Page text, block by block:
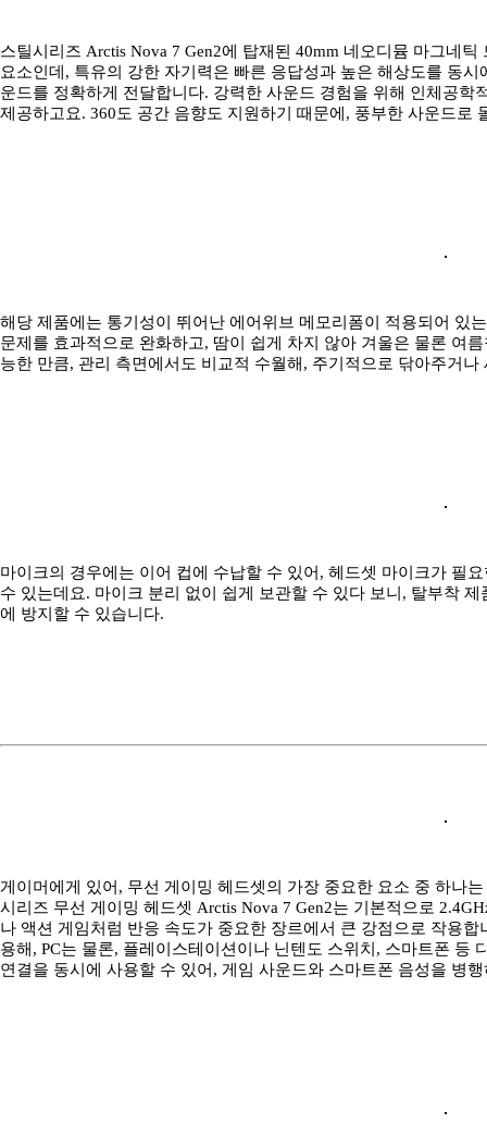
스틸시리즈 Arctis Nova 7 Gen2에 탑재된 40mm 네오디뮴 마그네
요소인데, 특유의 강한 자기력은 빠른 응답성과 높은 해상도를 동
운드를 정확하게 전달합니다. 강력한 사운드 경험을 위해 인체공
제공하고요. 360도 공간 음향도 지원하기 때문에, 풍부한 사운드로
해당 제품에는 통기성이 뛰어난 에어위브 메모리폼이 적용되어 있
문제를 효과적으로 완화하고, 땀이 쉽게 차지 않아 겨울은 물론 여
능한 만큼, 관리 측면에서도 비교적 수월해, 주기적으로 닦아주거
마이크의 경우에는 이어 컵에 수납할 수 있어, 헤드셋 마이크가 필
수 있는데요. 마이크 분리 없이 쉽게 보관할 수 있다 보니, 탈부착
에 방지할 수 있습니다.
게이머에게 있어, 무선 게이밍 헤드셋의 가장 중요한 요소 중 하나
시리즈 무선 게이밍 헤드셋 Arctis Nova 7 Gen2는 기본적으로
나 액션 게임처럼 반응 속도가 중요한 장르에서 큰 강점으로 작용
용해, PC는 물론, 플레이스테이션이나 닌텐도 스위치, 스마트폰 등
연결을 동시에 사용할 수 있어, 게임 사운드와 스마트폰 음성을 병